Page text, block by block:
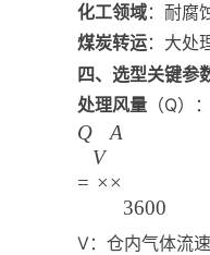
化工领域：耐腐
煤炭转运：大处
四、选型关键参
处理风量（Q）：
Q
=
V
×
A
×
3600
V：仓内气体流